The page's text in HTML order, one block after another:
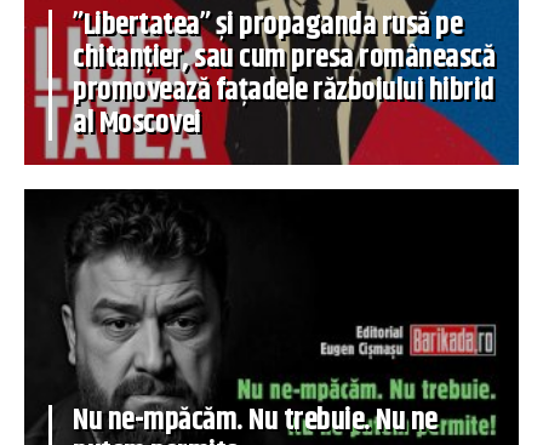
”Libertatea” și propaganda rusă pe
chitanțier, sau cum presa românească
promovează fațadele războiului hibrid
al Moscovei
Nu ne-mpăcăm. Nu trebuie. Nu ne